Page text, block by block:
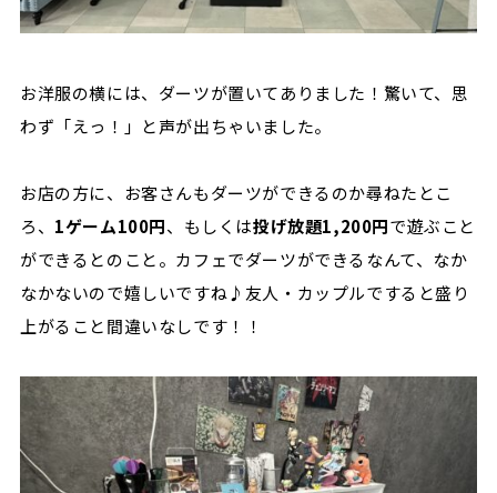
お洋服の横には、ダーツが置いてありました！驚いて、思
わず「えっ！」と声が出ちゃいました。
お店の方に、お客さんもダーツができるのか尋ねたとこ
ろ、 1ゲーム100円、もしくは投げ放題1,200円で遊ぶこと
ができるとのこと。カフェでダーツができるなんて、なか
なかないので嬉しいですね♪友人・カップルですると盛り
上がること間違いなしです！！